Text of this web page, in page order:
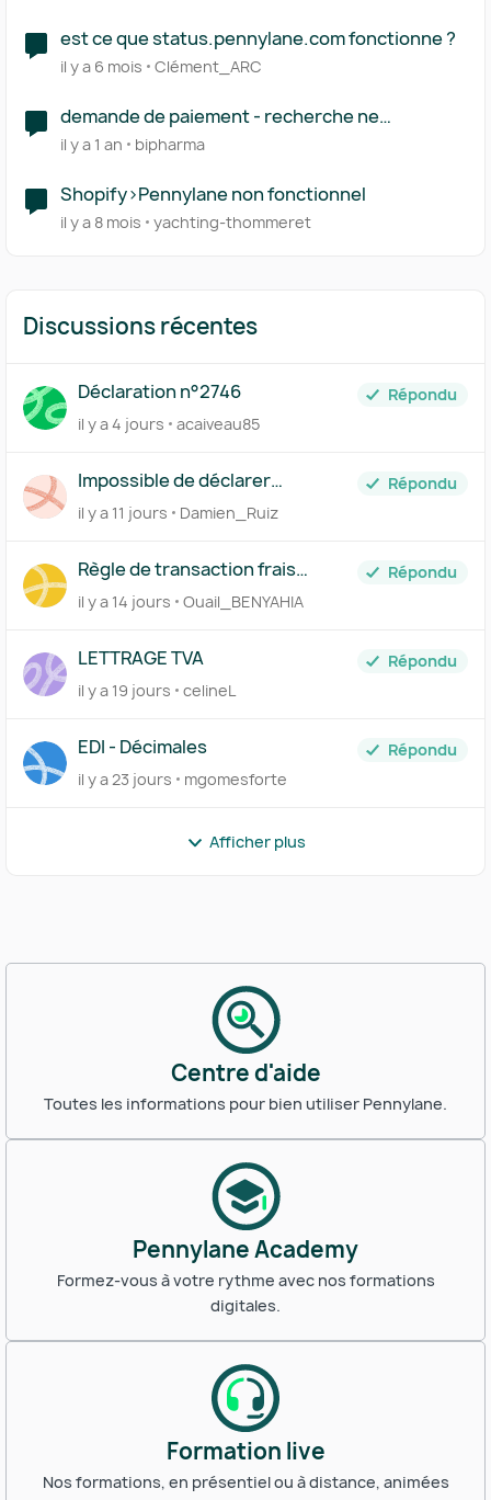
est ce que status.pennylane.com fonctionne ?
il y a 6 mois Clément_ARC
demande de paiement - recherche ne
fonctionne pas
il y a 1 an bipharma
Shopify>Pennylane non fonctionnel
il y a 8 mois yachting-thommeret
Discussions récentes
Déclaration n°2746
Répondu
il y a 4 jours
acaiveau85
Impossible de déclarer
l'acompte de TVA du mois de
juillet à néant
Répondu
il y a 11 jours
Damien_Ruiz
Règle de transaction frais
bancaires
Répondu
il y a 14 jours
Ouail_BENYAHIA
LETTRAGE TVA
Répondu
il y a 19 jours
celineL
EDI - Décimales
Répondu
il y a 23 jours
mgomesforte
Afficher plus
Centre d'aide
Toutes les informations pour bien utiliser Pennylane.
Pennylane Academy
Formez-vous à votre rythme avec nos formations
digitales.
Formation live
Nos formations, en présentiel ou à distance, animées